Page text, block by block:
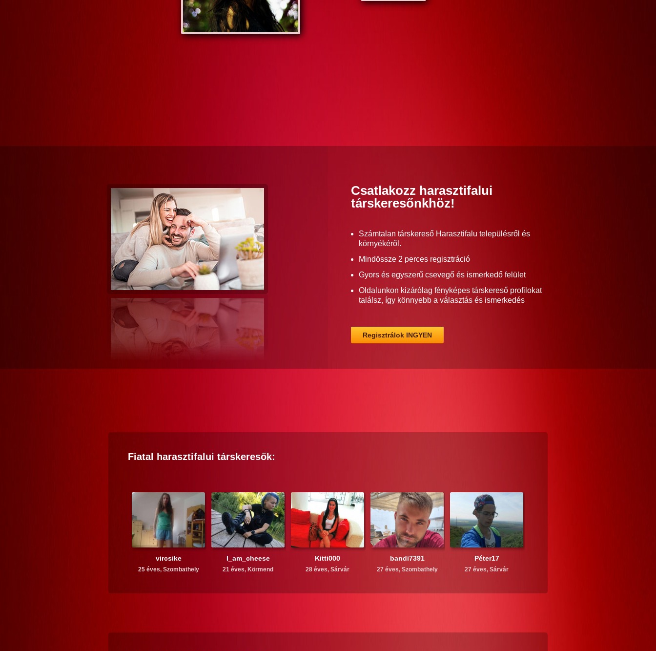
Csatlakozz harasztifalui
társkeresőnkhöz!
Számtalan társkereső Harasztifalu településről és
környékéről.
Mindössze 2 perces regisztráció
Gyors és egyszerű csevegő és ismerkedő felület
Oldalunkon kizárólag fényképes társkereső profilokat
találsz, így könnyebb a választás és ismerkedés
Regisztrálok INGYEN
Fiatal harasztifalui társkeresők:
vircsike
25 éves, Szombathely
I_am_cheese
21 éves, Körmend
Kitti000
28 éves, Sárvár
bandi7391
27 éves, Szombathely
Péter17
27 éves, Sárvár